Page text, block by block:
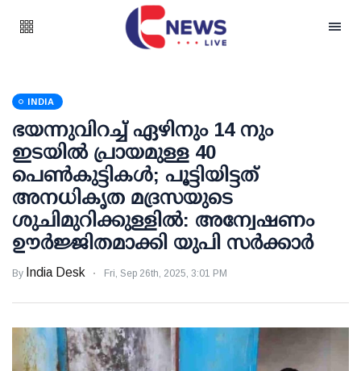
INDIA
ഭയന്നുവിറച്ച് ഏഴിനും 14 നും
ഇടയില്‍ പ്രായമുള്ള 40
പെണ്‍കുട്ടികള്‍; പൂട്ടിയിട്ടത്
അനധികൃത മദ്രസയുടെ
ശുചിമുറിക്കുള്ളില്‍: അന്വേഷണം
ഊര്‍ജ്ജിതമാക്കി യുപി സര്‍ക്കാര്‍
By India Desk Fri, Sep 26th, 2025, 3:01 PM